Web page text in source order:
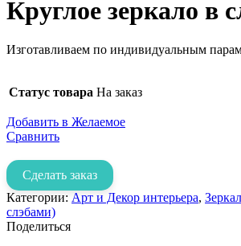
Круглое зеркало в
Изготавливаем по индивидуальным
Статус товара На заказ
Добавить в Желаемое
Сравнить
Сделать заказ
Категории: Арт и Декор интерьера,
слэбами)
Поделиться